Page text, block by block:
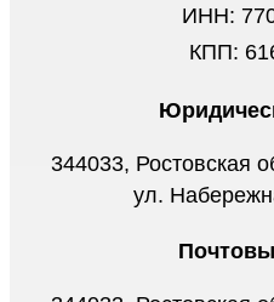
ИНН:
КПП:
344033, Ростовская
ул.